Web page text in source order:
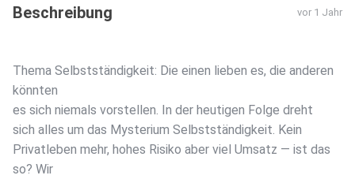
Beschreibung vor 1 Jahr
Thema Selbstständigkeit: Die einen lieben es, die anderen
könnten
es sich niemals vorstellen. In der heutigen Folge dreht
sich alles um das Mysterium Selbstständigkeit. Kein
Privatleben mehr, hohes Risiko aber viel Umsatz — ist das
so? Wir